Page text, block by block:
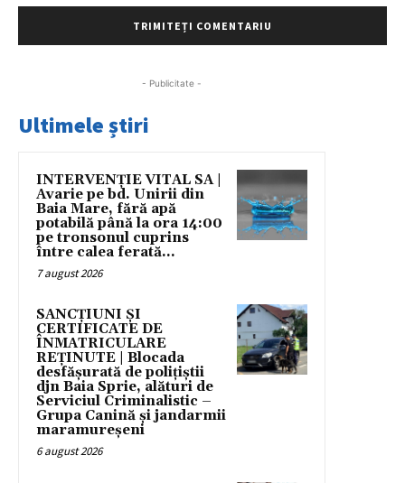
- Publicitate -
Ultimele știri
INTERVENȚIE VITAL SA |
Avarie pe bd. Unirii din
Baia Mare, fără apă
potabilă până la ora 14:00
pe tronsonul cuprins
între calea ferată...
7 august 2026
SANCȚIUNI ȘI
CERTIFICATE DE
ÎNMATRICULARE
REȚINUTE | Blocada
desfășurată de polițiștii
djn Baia Sprie, alături de
Serviciul Criminalistic –
Grupa Canină și jandarmii
maramureșeni
6 august 2026